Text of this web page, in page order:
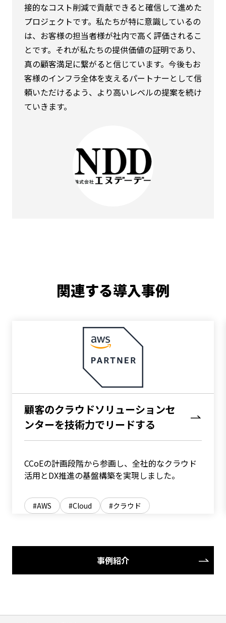
接的なコスト削減で貢献できると確信して進めた
プロジェクトです。私たちが特に意識しているの
は、お客様の担当者様が社内で高く評価されるこ
とです。それが私たちの提供価値の証明であり、
真の顧客満足に繋がると信じています。今後もお
客様のインフラ全体を支えるパートナーとして信
頼いただけるよう、より高いレベルの提案を続け
ていきます。
関連する導入事例
顧客のクラウドソリューションセ
ンターを技術力でリードする
CCoEの計画段階から参画し、全社的なクラウド
活用とDX推進の基盤構築を実現しました。
AWS Cloud クラウド
事例紹介